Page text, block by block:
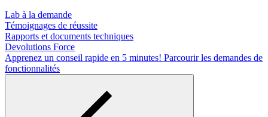
Lab à la demande
Témoignages de réussite
Rapports et documents techniques
Devolutions Force
Apprenez un conseil rapide en 5 minutes! Parcourir les demandes de
fonctionnalités